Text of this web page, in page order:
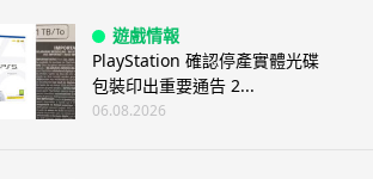
遊戲情報
PlayStation 確認停產實體光碟
包裝印出重要通告 2...
06.08.2026